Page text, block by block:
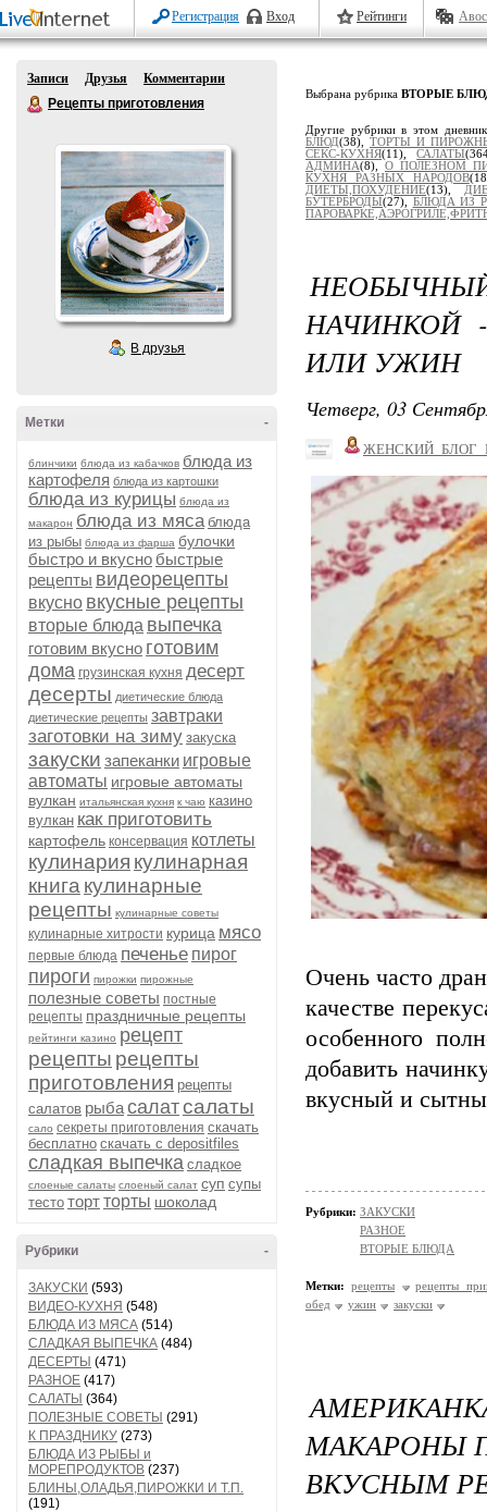
Регистрация Вход Рейтинги
Записи Друзья
Комментарии
Рецепты приготовления
В друзья
-
Метки
блинчики блюда из кабачков блюда из
картофеля блюда из картошки
блюда из курицы блюда из
макарон блюда из мяса блюда
из рыбы блюда из фарша булочки
быстро и вкусно быстрые
рецепты видеорецепты
вкусно вкусные рецепты
вторые блюда выпечка
готовим вкусно готовим
дома грузинская кухня десерт
десерты диетические блюда
диетические рецепты завтраки
заготовки на зиму закуска
закуски запеканки игровые
автоматы игровые автоматы
вулкан итальянская кухня к чаю казино
вулкан как приготовить
картофель консервация котлеты
кулинария кулинарная
книга кулинарные
рецепты кулинарные советы
кулинарные хитрости курица мясо
первые блюда печенье пирог
пироги пирожки пирожные
полезные советы постные
рецепты праздничные рецепты
рейтинги казино рецепт
рецепты рецепты
приготовления рецепты
салатов рыбасалатсалаты
сало секреты приготовления скачать
бесплатно скачать с depositfiles
сладкая выпечка сладкое
слоеные салаты слоеный салат суп супы
тесто тортторты шоколад
-
Рубрики
ЗАКУСКИ (593)
ВИДЕО-КУХНЯ (548)
БЛЮДА ИЗ МЯСА (514)
СЛАДКАЯ ВЫПЕЧКА (484)
ДЕСЕРТЫ (471)
РАЗНОЕ (417)
САЛАТЫ (364)
ПОЛЕЗНЫЕ СОВЕТЫ (291)
К ПРАЗДНИКУ (273)
БЛЮДА ИЗ РЫБЫ и
МОРЕПРОДУКТОВ (237)
БЛИНЫ,ОЛАДЬЯ,ПИРОЖКИ И Т.П.
(191)
Выбрана рубрика ВТОРЫЕ
Другие рубрики в этом
БЛЮД(38), ТОРТЫ И
СЕКС-КУХНЯ(11),САЛАТЫ
АДМИНА(8), О ПОЛЕЗНОМ
КУХНЯ РАЗНЫХ НАРОДОВ
ДИЕТЫ,ПОХУДЕНИЕ(13),
БУТЕРБРОДЫ(27), БЛЮДА ИЗ
НАЧИНКОЙ
ИЛИ УЖИН
Четверг, 03
Очень часто
качестве
особенного
добавить
вкусный и
Рубрики: ЗАКУСКИ
РАЗНОЕ
ВТОРЫЕ БЛЮДА
Метки: рецепты
рецепты
обед
ужин закуски
МАКАРОНЫ
ВКУСНЫМ